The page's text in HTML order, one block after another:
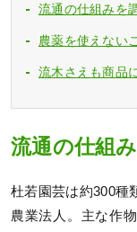
流通の仕組みを
農薬を使えない
流木さえも商品
流通の仕組
杜若園芸は約300種
農業法人。主な作